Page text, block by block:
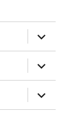
ー
を
展
開
サ
ブ
メ
ニ
ュ
ー
を
展
開
サ
ブ
メ
ニ
ュ
ー
サ
ブ
メ